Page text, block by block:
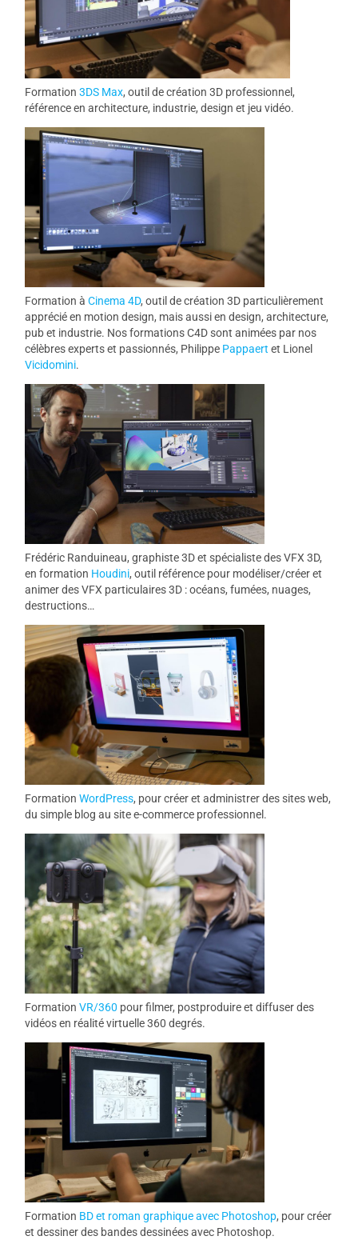
Formation3DS Max, outil de création 3D professionnel,
référence en architecture, industrie, design et jeu vidéo.
Formation àCinema 4D, outil de création 3D particulièrement
apprécié en motion design, mais aussi en design, architecture,
pub et industrie. Nos formations C4D sont animées par nos
célèbres experts et passionnés, Philippe Pappaert et Lionel
Vicidomini.
Frédéric Randuineau, graphiste 3D et spécialiste des VFX 3D,
en formation Houdini, outil référence pour modéliser/créer et
animer des VFX particulaires 3D : océans, fumées, nuages,
destructions…
FormationWordPress, pour créer et administrer des sites web,
du simple blog au site e-commerce professionnel.
FormationVR/360 pour filmer, postproduire et diffuser des
vidéos en réalité virtuelle 360 degrés.
Formation BD et roman graphique avec Photoshop, pour créer
et dessiner des bandes dessinées avec Photoshop.